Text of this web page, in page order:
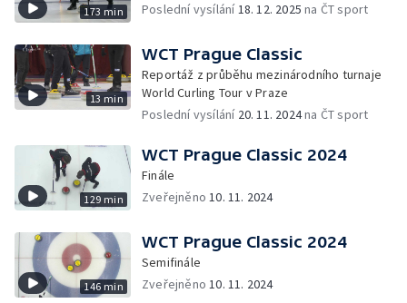
173 min
Poslední vysílání18. 12. 2025 na ČT sport
13 min
WCT Prague Classic
Reportáž z průběhu mezinárodního turnaje
World Curling Tour v Praze
Poslední vysílání 20. 11. 2024na ČT sport
129 min
WCT Prague Classic 2024
Finále
Zveřejněno10. 11. 2024
146 min
WCT Prague Classic 2024
Semifinále
Zveřejněno10. 11. 2024